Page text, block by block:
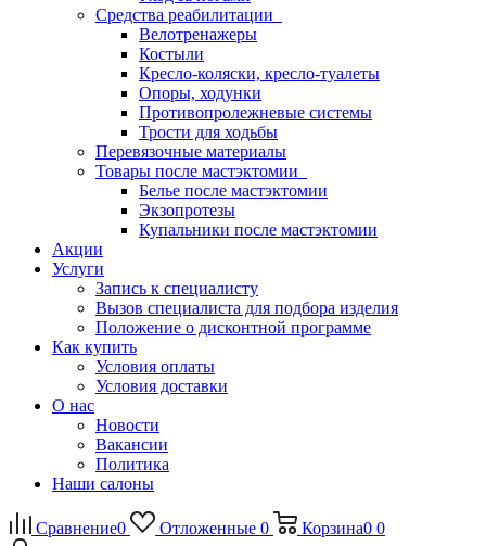
Средства реабилитации
Велотренажеры
Костыли
Кресло-коляски, кресло-туалеты
Опоры, ходунки
Противопролежневые системы
Трости для ходьбы
Перевязочные материалы
Товары после мастэктомии
Белье после мастэктомии
Экзопротезы
Купальники после мастэктомии
Акции
Услуги
Запись к специалисту
Вызов специалиста для подбора изделия
Положение о дисконтной программе
Как купить
Условия оплаты
Условия доставки
О нас
Новости
Вакансии
Политика
Наши салоны
Сравнение0 Отложенные 0 Корзина0 0